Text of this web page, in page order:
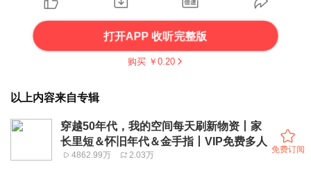
打开APP 收听完整版
购买 ￥ 0.20
以上内容来自专辑
穿越50年代，我的空间每天刷新物资丨家
长里短＆怀旧年代＆金手指丨VIP免费多人
4862.99万 2.03万
免费订阅